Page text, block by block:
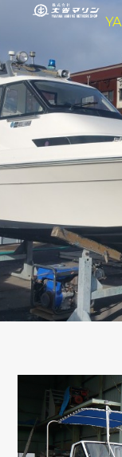
を
ス
キ
ッ
プ